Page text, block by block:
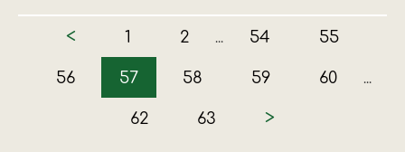
< 1 2 ... 54 55
56 57 58 59 60 ...
62 63 >